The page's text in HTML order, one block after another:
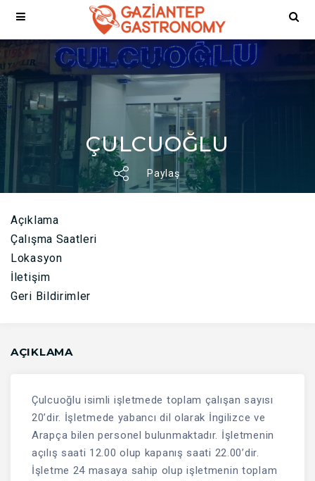
ÇULCUOĞLU
Paylaş
Açıklama
Çalışma Saatleri
Lokasyon
İletişim
Geri Bildirimler
AÇIKLAMA
Çulcuoğlu isimli işletmede toplam çalışan sayısı
20’dir. İşletmede yabancı dil olarak İngilizce ve
Arapça bilen personel bulunmaktadır. İşletmenin
açılış saati 12.00 olup kapanış saati 22.00’dir.
İşletme 24 masaya sahip olup işletmenin toplam